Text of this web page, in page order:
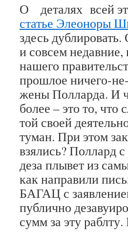
О деталях всей
статье Элеоноры
здесь
и совсем
нашего
прошлое ничего-
жены Полларда. И
более – это то, что
той своей
туман. При этом
взялись? Поллард
деза плывет из
как направили
БАГАЦ с
публично
сумм за эту